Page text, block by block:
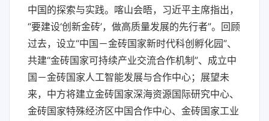
中国的探索与实践。喀山会晤，习近平主席指出，
“要建设‘创新金砖’，做高质量发展的先行者”。回顾
过去，设立“中国－金砖国家新时代科创孵化园”、
共建“金砖国家可持续产业交流合作机制”、成立中
国－金砖国家人工智能发展与合作中心；展望未
来，中方将建立金砖国家深海资源国际研究中心、
金砖国家特殊经济区中国合作中心、金砖国家工业